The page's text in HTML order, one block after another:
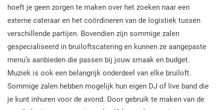
hoeft je geen zorgen te maken over het zoeken naar een
externe cateraar en het coördineren van de logistiek tussen
verschillende partijen. Bovendien zijn sommige zalen
gespecialiseerd in bruiloftscatering en kunnen ze aangepaste
menu’s aanbieden die passen bij jouw smaak en budget.
Muziek is ook een belangrijk onderdeel van elke bruiloft.
Sommige zalen hebben mogelijk hun eigen DJ of live band die
je kunt inhuren voor de avond. Door gebruik te maken van de